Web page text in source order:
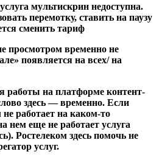
мультискрин недоступна.
перемотку, ставить на паузу
сменить тариф
просмотром временно не
появляется на всех/ на
работы на платформе контент-
здесь — временно. Если
работает на каком-то
нем еще не работает услуга
Ростелеком здесь помочь не
услуг.